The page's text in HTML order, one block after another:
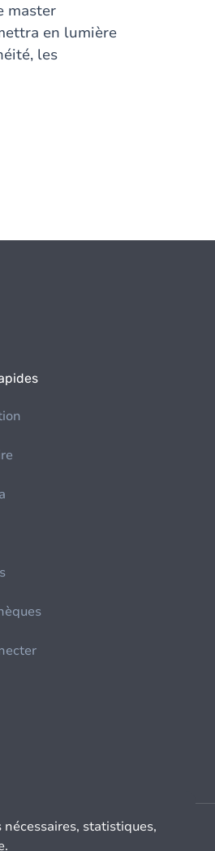
master
en lumière
les
nécessaires, statistiques,